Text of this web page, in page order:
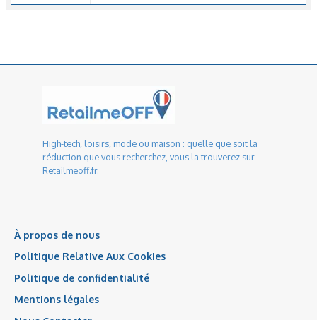
High-tech, loisirs, mode ou maison : quelle que soit la
réduction que vous recherchez, vous la trouverez sur
Retailmeoff.fr.
À propos de nous
Politique Relative Aux Cookies
Politique de confidentialité
Mentions légales